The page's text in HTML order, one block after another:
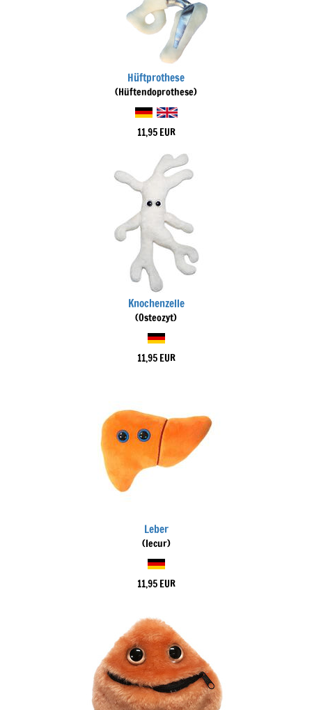
Hüftprothese
(Hüftendoprothese)
11,95 EUR
Knochenzelle
(Osteozyt)
11,95 EUR
Leber
(Iecur)
11,95 EUR